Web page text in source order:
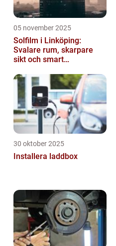
05 november 2025
Solfilm i Linköping:
Svalare rum, skarpare
sikt och smart
30 oktober 2025
Installera laddbox